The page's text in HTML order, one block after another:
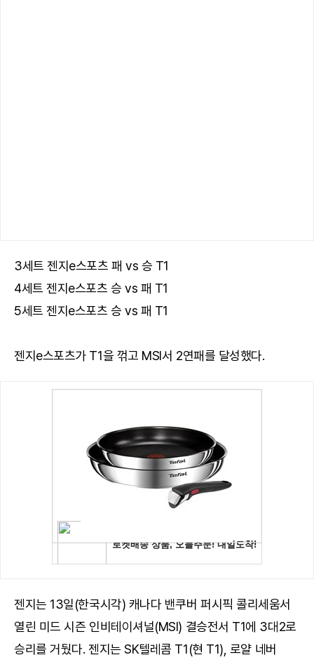
3세트 젠지e스포츠 패 vs 승 T1
4세트 젠지e스포츠 승 vs 패 T1
5세트 젠지e스포츠 승 vs 패 T1
젠지e스포츠가 T1을 꺾고 MSI서 2연패를 달성했다.
젠지는 13일(한국시각) 캐나다 밴쿠버 퍼시픽 콜리세움서
열린 미드 시즌 인비테이셔널(MSI) 결승전서 T1에 3대2로
승리를 거뒀다. 젠지는 SK텔레콤 T1(현 T1), 로얄 네버